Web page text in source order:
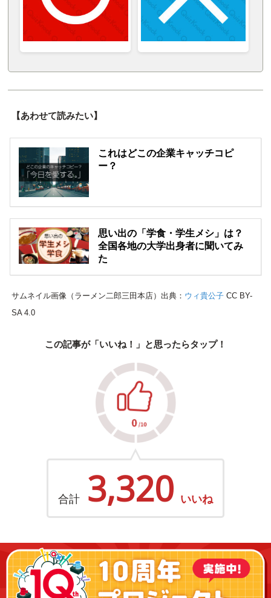
【あわせて読みたい】
これはどこの企業キャッチコピ
ー？
思い出の「学食・学生メシ」は？
全国各地の大学出身者に聞いてみ
た
サムネイル画像（ラーメン二郎三田本店）出典： ウィ貴公子CC BY-
SA 4.0
この記事が「いいね！」と思ったらタップ！
合計 3,320 いいね